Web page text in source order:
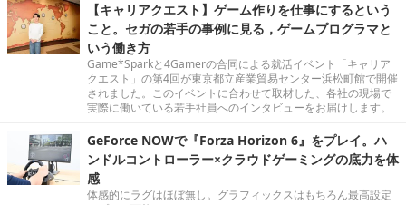
【キャリアクエスト】ゲーム作りを仕事にするという
こと。セガの若手の事例に見る，ゲームプログラマと
いう働き方
Game*Sparkと4Gamerの合同による就活イベント「キャリア
クエスト」の第4回が東京都立産業貿易センター浜松町館で開催
されました。このイベントに合わせて取材した、各社の現場で
実際に働いている若手社員へのインタビューをお届けします。
GeForce NOWで『Forza Horizon 6』をプレイ。ハ
ンドルコントローラー×クラウドゲーミングの底力を体
感
体感的にラグはほぼ無し。グラフィックスはもちろん最高設定